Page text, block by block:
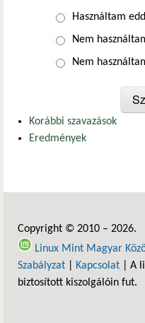
Választások
Használtam
Nem
Nem
Korábbi szavazások
Eredmények
Copyright © 2010 – 2026.
Linux Mint Magyar
Szabályzat
Kapcsolat | A
biztosított kiszolgálóin fut.